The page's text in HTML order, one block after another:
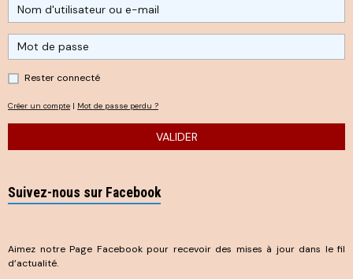
Rester connecté
Créer un compte | Mot de passe perdu ?
VALIDER
Suivez-nous sur Facebook
Aimez notre Page Facebook pour recevoir des mises à jour dans le fil
d’actualité.